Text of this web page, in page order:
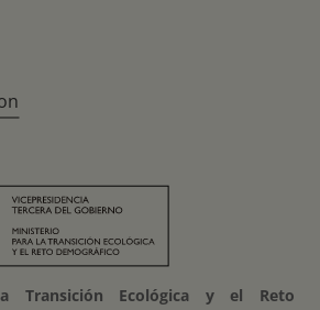
Transición Ecológica y el Reto